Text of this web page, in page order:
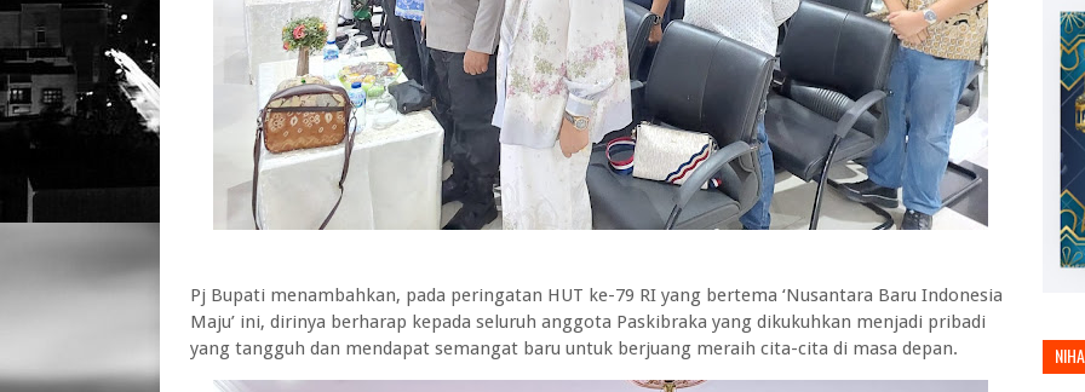
Pj Bupati menambahkan, pada peringatan HUT ke-79 RI yang bertema ‘Nusantara Baru Indonesia
Maju’ ini, dirinya berharap kepada seluruh anggota Paskibraka yang dikukuhkan menjadi pribadi
yang tangguh dan mendapat semangat baru untuk berjuang meraih cita-cita di masa depan.